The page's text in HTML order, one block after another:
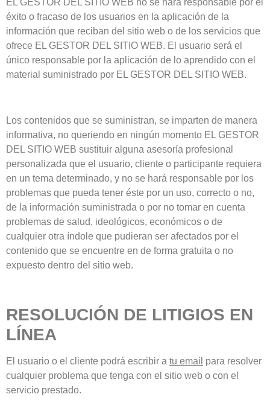
éxito o fracaso de los usuarios en la aplicación de la
información que reciban del sitio web o de los servicios que
ofrece EL GESTOR DEL SITIO WEB. El usuario será el
único responsable por la aplicación de lo aprendido con el
material suministrado por EL GESTOR DEL SITIO WEB.
Los contenidos que se suministran, se imparten de manera
informativa, no queriendo en ningún momento EL GESTOR
DEL SITIO WEB sustituir alguna asesoría profesional
personalizada que el usuario, cliente o participante requiera
en un tema determinado, y no se hará responsable por los
problemas que pueda tener éste por un uso, correcto o no,
de la información suministrada o por no tomar en cuenta
problemas de salud, ideológicos, económicos o de
cualquier otra índole que pudieran ser afectados por el
contenido que se encuentre en de forma gratuita o no
expuesto dentro del sitio web.
RESOLUCIÓN DE LITIGIOS EN
LÍNEA
El usuario o el cliente podrá escribir a tu email para resolver
cualquier problema que tenga con el sitio web o con el
servicio prestado.